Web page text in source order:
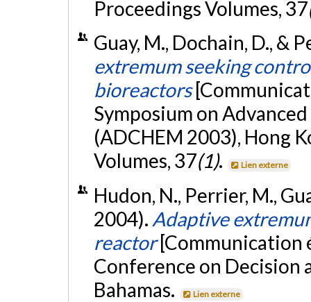
Proceedings Volumes, 37
Guay, M., Dochain, D., &
extremum seeking
bioreactors
Symposium on
(ADCHEM 2003), Hong
Volumes, 37(1). Lien externe
Hudon, N., Perrier, M.,
2004). Adaptive
reactor [Communication
Conference on Decision
Bahamas.
Lien externe